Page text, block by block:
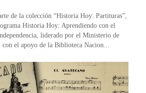
de la colección “Historia Hoy: Partituras”,
Historia Hoy: Aprendiendo con el
liderado por el Ministerio de
el apoyo de la Biblioteca Nacion...